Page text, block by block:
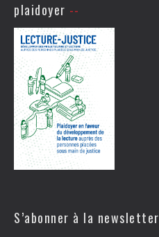
plaidoyer
S’abonner à la newsletter